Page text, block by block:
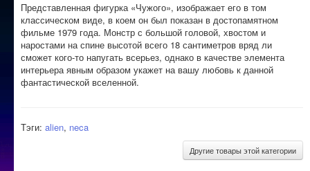
Представленная фигурка «Чужого», изображает его в том
классическом виде, в коем он был показан в достопамятном
фильме 1979 года. Монстр с большой головой, хвостом и
наростами на спине высотой всего 18 сантиметров вряд ли
сможет кого-то напугать всерьез, однако в качестве элемента
интерьера явным образом укажет на вашу любовь к данной
фантастической вселенной.
Тэги: alien, neca
Другие товары этой категории